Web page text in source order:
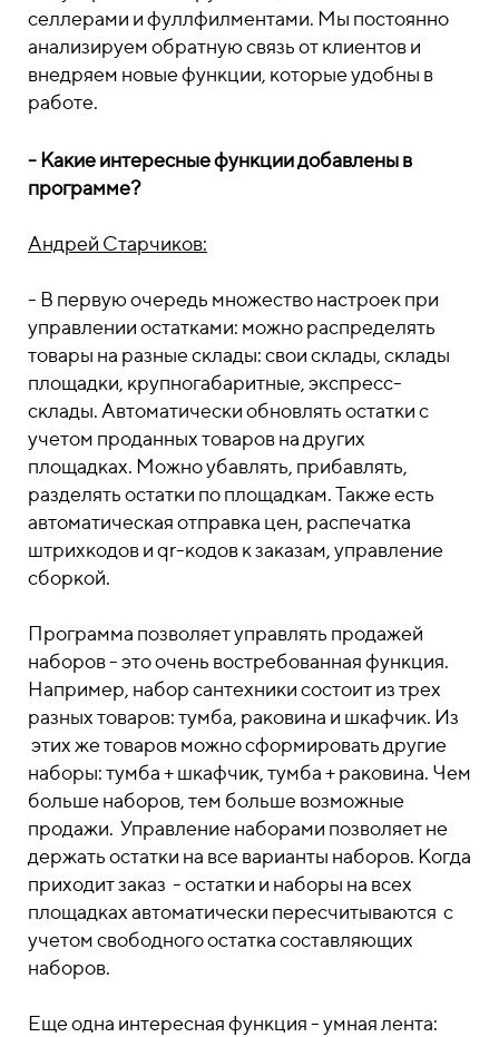
селлерами и фуллфилментами. Мы постоянно
анализируем обратную связь от клиентов и
внедряем новые функции, которые удобны в
работе.
- Какие интересные функции добавлены в
программе?
Андрей Старчиков:
- В первую очередь множество настроек при
управлении остатками: можно распределять
товары на разные склады: свои склады, склады
площадки, крупногабаритные, экспресс-
склады. Автоматически обновлять остатки с
учетом проданных товаров на других
площадках. Можно убавлять, прибавлять,
разделять остатки по площадкам. Также есть
автоматическая отправка цен, распечатка
штрихкодов и qr-кодов к заказам, управление
сборкой.
Программа позволяет управлять продажей
наборов - это очень востребованная функция.
Например, набор сантехники состоит из трех
разных товаров: тумба, раковина и шкафчик. Из
этих же товаров можно сформировать другие
наборы: тумба + шкафчик, тумба + раковина. Чем
больше наборов, тем больше возможные
продажи. Управление наборами позволяет не
держать остатки на все варианты наборов. Когда
приходит заказ - остатки и наборы на всех
площадках автоматически пересчитываются с
учетом свободного остатка составляющих
наборов.
Еще одна интересная функция - умная лента: